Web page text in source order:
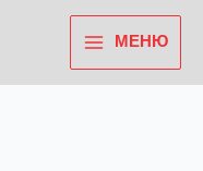
Main
Menu
МЕНЮ